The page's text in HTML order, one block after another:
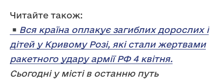
Читайте також:
Вся країна оплакує загиблих дорослих і
дітей у Кривому Розі, які стали жертвами
ракетного удару армії РФ 4 квітня.
Сьогодні у місті в останню путь